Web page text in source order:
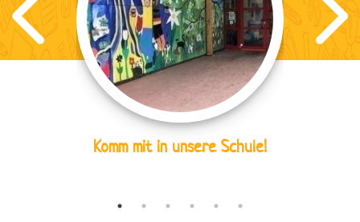
Komm mit in unsere Schule!